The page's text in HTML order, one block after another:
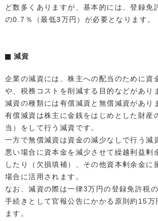
ど数多くありますが、基本的には、登録免
の0.7％（最低3万円）が必要となります。
減資
企業の減資には、株主への配当のために資
や、税務コストを削減する目的などがあり
減資の種類には有償減資と無償減資があり
有償減資は株主に金銭をはじめとした財産
当）をして行う減資です。
一方で無償減資は資金の減少なしで行う減
悪い場合に資本金を減少させて繰越利益剰
したり（欠損填補）、その他資本剰余金に
場合に活用されます。
なお、減資の際は一律3万円の登録免許税
手続きとして官報公告にかかる原則約15万
ます。